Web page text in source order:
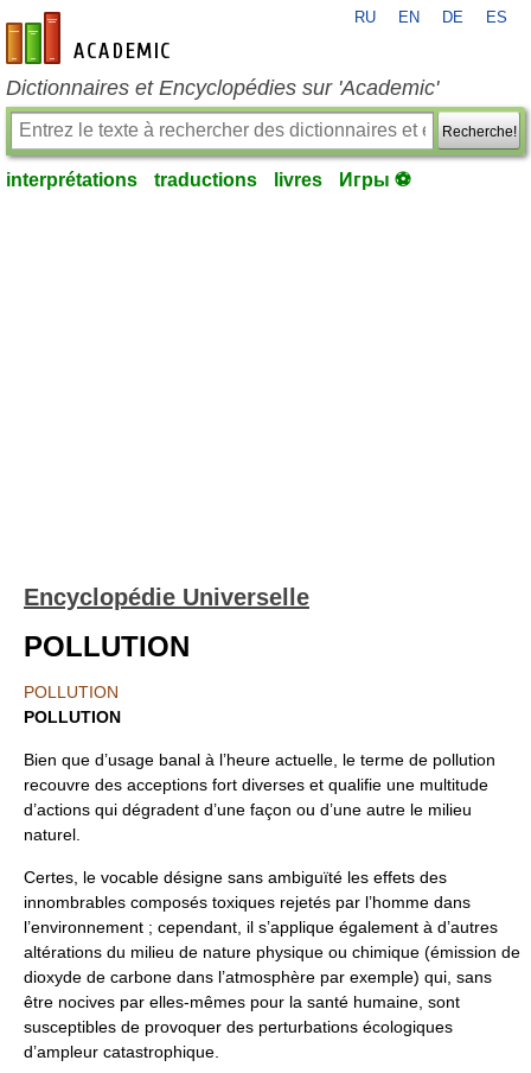
fr-academic.com
RU EN DE ES
Dictionnaires et Encyclopédies sur 'Academic'
Recherche!
interprétations traductions livres Игры ⚽
Encyclopédie Universelle
POLLUTION
POLLUTION
POLLUTION
Bien que d’usage banal à l’heure actuelle, le terme de pollution
recouvre des acceptions fort diverses et qualifie une multitude
d’actions qui dégradent d’une façon ou d’une autre le milieu
naturel.
Certes, le vocable désigne sans ambiguïté les effets des
innombrables composés toxiques rejetés par l’homme dans
l’environnement ; cependant, il s’applique également à d’autres
altérations du milieu de nature physique ou chimique (émission de
dioxyde de carbone dans l’atmosphère par exemple) qui, sans
être nocives par elles-mêmes pour la santé humaine, sont
susceptibles de provoquer des perturbations écologiques
d’ampleur catastrophique.